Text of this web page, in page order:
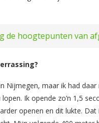
de hoogtepunten van
Nijmegen, maar ik had
Ik opende zo’n 1,5
openen en dit lukte.